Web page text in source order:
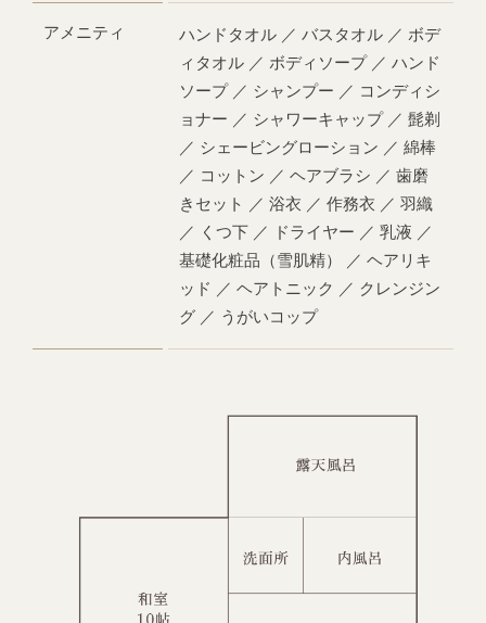
アメニティ
ハンドタオル ／ バスタオル ／ ボデ
ィタオル ／ ボディソープ ／ ハンド
ソープ ／ シャンプー ／ コンディシ
ョナー ／ シャワーキャップ ／ 髭剃
／ シェービングローション ／ 綿棒
／ コットン ／ ヘアブラシ ／ 歯磨
きセット ／ 浴衣 ／ 作務衣 ／ 羽織
／ くつ下 ／ ドライヤー ／ 乳液 ／
基礎化粧品（雪肌精） ／ ヘアリキ
ッド ／ ヘアトニック ／ クレンジン
グ ／ うがいコップ